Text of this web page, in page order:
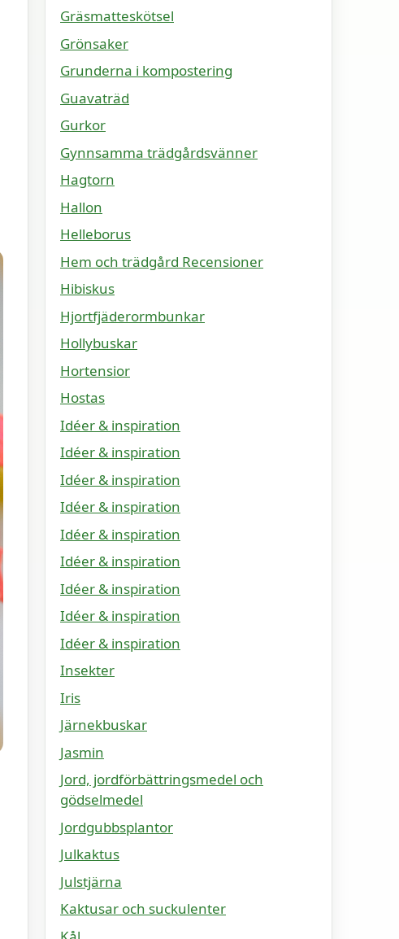
Gräsmatteskötsel
Grönsaker
Grunderna i kompostering
Guavaträd
Gurkor
Gynnsamma trädgårdsvänner
Hagtorn
Hallon
Helleborus
Hem och trädgård Recensioner
Hibiskus
Hjortfjäderormbunkar
Hollybuskar
Hortensior
Hostas
Idéer & inspiration
Idéer & inspiration
Idéer & inspiration
Idéer & inspiration
Idéer & inspiration
Idéer & inspiration
Idéer & inspiration
Idéer & inspiration
Idéer & inspiration
Insekter
Iris
Järnekbuskar
Jasmin
Jord, jordförbättringsmedel och
gödselmedel
Jordgubbsplantor
Julkaktus
Julstjärna
Kaktusar och suckulenter